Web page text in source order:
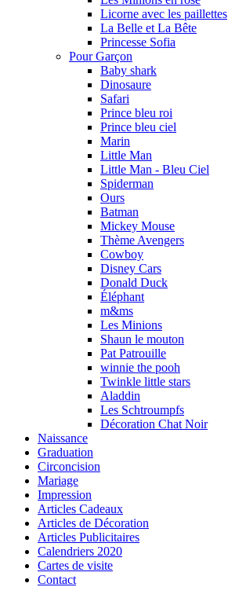
Licorne avec les paillettes
La Belle et La Bête
Princesse Sofia
Pour Garçon
Baby shark
Dinosaure
Safari
Prince bleu roi
Prince bleu ciel
Marin
Little Man
Little Man - Bleu Ciel
Spiderman
Ours
Batman
Mickey Mouse
Thème Avengers
Cowboy
Disney Cars
Donald Duck
Éléphant
m&ms
Les Minions
Shaun le mouton
Pat Patrouille
winnie the pooh
Twinkle little stars
Aladdin
Les Schtroumpfs
Décoration Chat Noir
Naissance
Graduation
Circoncision
Mariage
Impression
Articles Cadeaux
Articles de Décoration
Articles Publicitaires
Calendriers 2020
Cartes de visite
Contact